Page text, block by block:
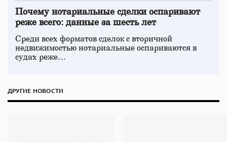
Почему нотариальные сделки оспаривают
реже всего: данные за шесть лет
Среди всех форматов сделок с вторичной
недвижимостью нотариальные оспариваются в
судах реже…
ДРУГИЕ НОВОСТИ